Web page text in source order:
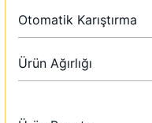
Otomatik Karıştırma
Ürün Ağırlığı